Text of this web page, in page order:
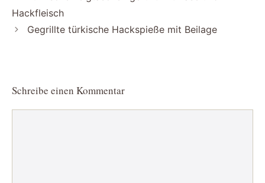
Hackfleisch
Gegrillte türkische Hackspieße mit Beilage
Schreibe einen Kommentar